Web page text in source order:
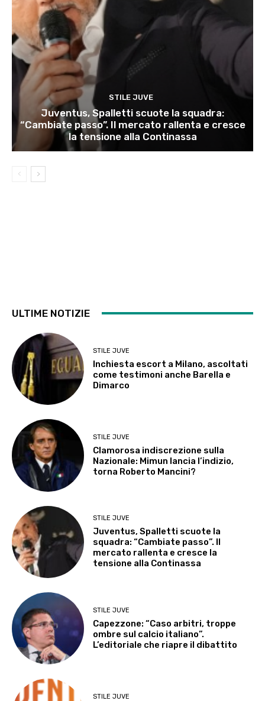
STILE JUVE
Juventus, Spalletti scuote la squadra:
“Cambiate passo”. Il mercato rallenta e cresce
la tensione alla Continassa
ULTIME NOTIZIE
STILE JUVE
Inchiesta escort a Milano, ascoltati
come testimoni anche Barella e
Dimarco
STILE JUVE
Clamorosa indiscrezione sulla
Nazionale: Mimun lancia l’indizio,
torna Roberto Mancini?
STILE JUVE
Juventus, Spalletti scuote la
squadra: “Cambiate passo”. Il
mercato rallenta e cresce la
tensione alla Continassa
STILE JUVE
Capezzone: “Caso arbitri, troppe
ombre sul calcio italiano”.
L’editoriale che riapre il dibattito
STILE JUVE